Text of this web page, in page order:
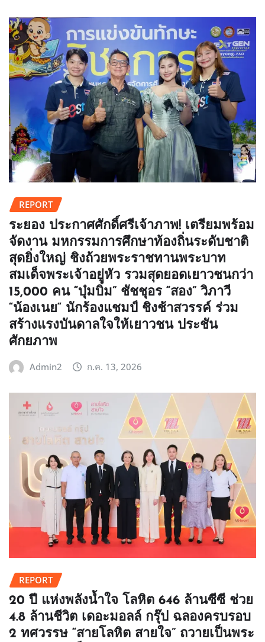
REPORT
ระยอง ประกาศศักดิ์ศรีเจ้าภาพ! เตรียมพร้อม
จัดงาน มหกรรมการศึกษาท้องถิ่นระดับชาติ
สุดยิ่งใหญ่ ชิงถ้วยพระราชทานพระบาท
สมเด็จพระเจ้าอยู่หัว รวมสุดยอดเยาวชนกว่า
15,000 คน “บุ๋มบิ๋ม” ชัชชุอร “สอง” วิภาวี
“น้องเนย“ นักร้องแชมป์ ชิงช้าสวรรค์ ร่วม
สร้างแรงบันดาลใจให้เยาวชน ประชัน
ศักยภาพ
Admin2 ก.ค. 13, 2026
REPORT
20 ปี แห่งพลังน้ำใจ โลหิต 646 ล้านซีซี ช่วย
4.8 ล้านชีวิต เดอะมอลล์ กรุ๊ป ฉลองครบรอบ
2 ทศวรรษ “สายโลหิต สายใจ” ถวายเป็นพระ